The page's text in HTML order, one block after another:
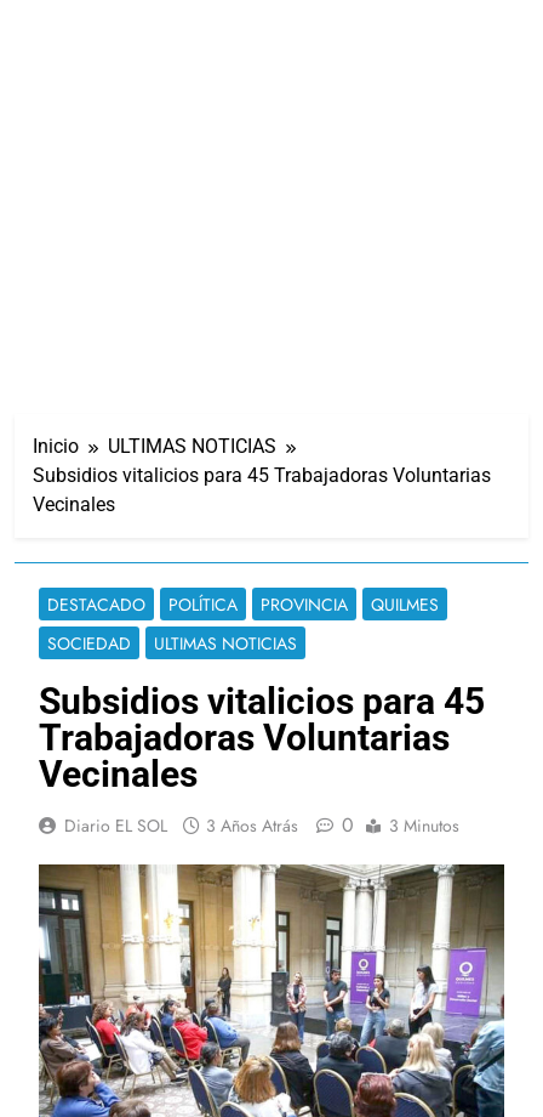
Inicio
ULTIMAS NOTICIAS
Subsidios vitalicios para 45 Trabajadoras Voluntarias
Vecinales
DESTACADO POLÍTICA PROVINCIA
QUILMES
SOCIEDAD
ULTIMAS NOTICIAS
Subsidios vitalicios para 45
Trabajadoras Voluntarias
Vecinales
Diario EL SOL 3 Años Atrás 0 3 Minutos